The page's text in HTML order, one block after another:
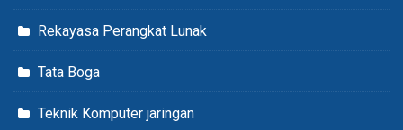
Rekayasa Perangkat Lunak
Tata Boga
Teknik Komputer jaringan